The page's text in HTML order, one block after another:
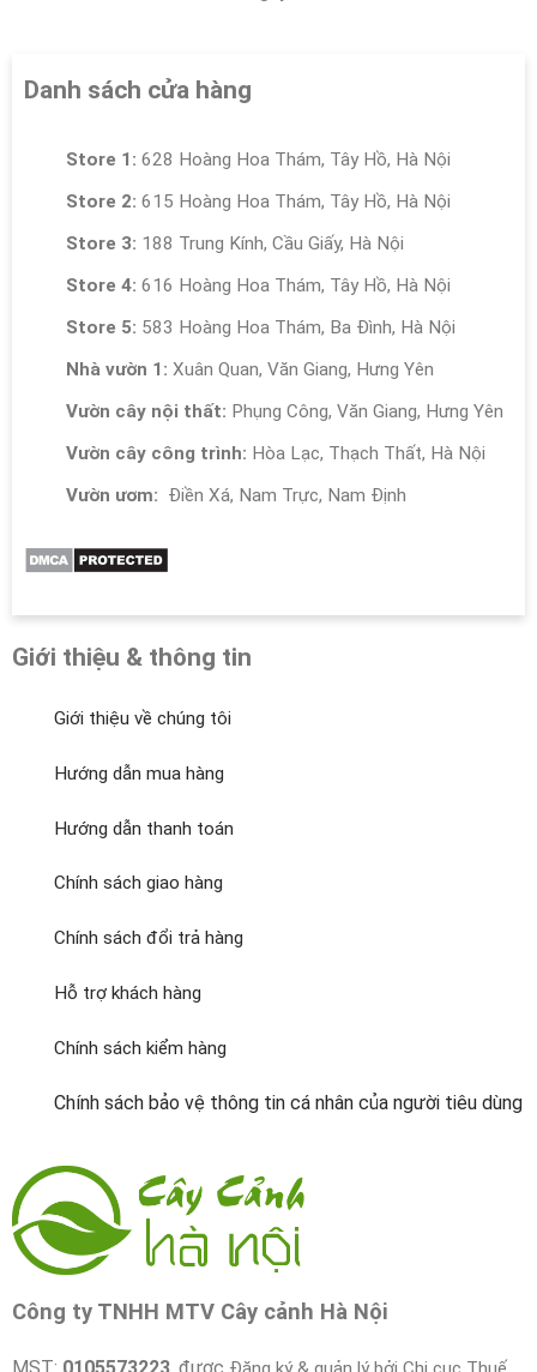
Danh sách cửa hàng
Store 1: 628 Hoàng Hoa Thám, Tây Hồ, Hà Nội
Store 2: 615 Hoàng Hoa Thám, Tây Hồ, Hà Nội
Store 3: 188 Trung Kính, Cầu Giấy, Hà Nội
Store 4: 616 Hoàng Hoa Thám, Tây Hồ, Hà Nội
Store 5: 583 Hoàng Hoa Thám, Ba Đình, Hà Nội
Nhà vườn 1: Xuân Quan, Văn Giang, Hưng Yên
Vườn cây nội thất: Phụng Công, Văn Giang, Hưng Yên
Vườn cây công trình: Hòa Lạc, Thạch Thất, Hà Nội
Vườn ươm: Điền Xá, Nam Trực, Nam Định
Giới thiệu & thông tin
Giới thiệu về chúng tôi
Hướng dẫn mua hàng
Hướng dẫn thanh toán
Chính sách giao hàng
Chính sách đổi trả hàng
Hỗ trợ khách hàng
Chính sách kiểm hàng
Chính sách bảo vệ thông tin cá nhân của người tiêu dùng
Công ty TNHH MTV Cây cảnh Hà Nội